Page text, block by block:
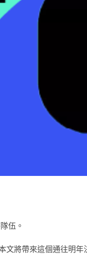
伍。
文將帶來這個通往明年